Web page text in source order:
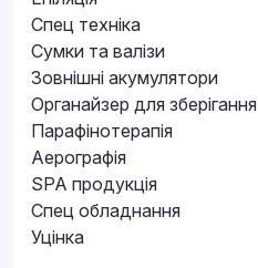
Спец техніка
Сумки та валізи
Зовнішні акумулятори
Органайзер для зберігання
Парафінотерапія
Аерографія
SPA продукція
Спец обладнання
Уцінка